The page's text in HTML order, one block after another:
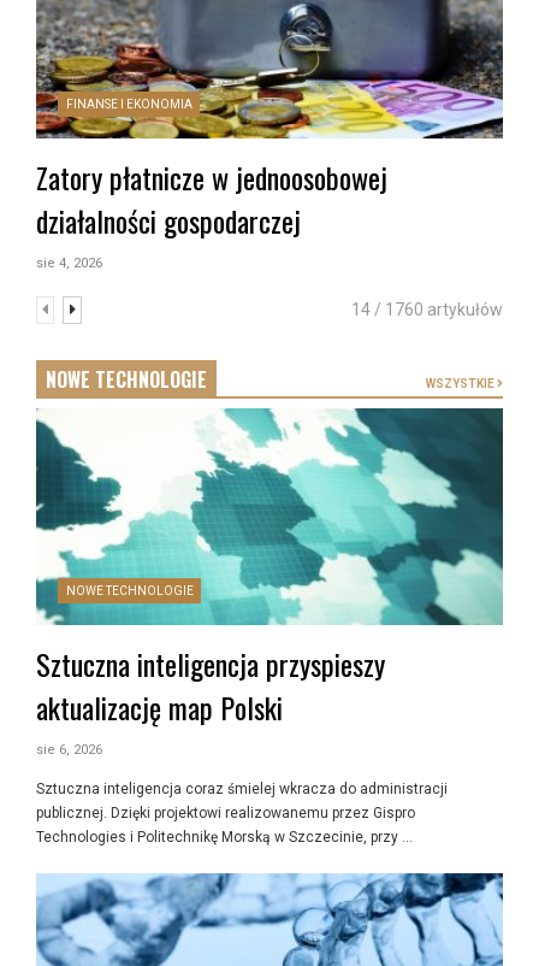
FINANSE I EKONOMIA
Zatory płatnicze w jednoosobowej
działalności gospodarczej
sie 4, 2026
14 / 1760 artykułów
NOWE TECHNOLOGIE WSZYSTKIE
NOWE TECHNOLOGIE
Sztuczna inteligencja przyspieszy
aktualizację map Polski
sie 6, 2026
Sztuczna inteligencja coraz śmielej wkracza do administracji
publicznej. Dzięki projektowi realizowanemu przez Gispro
Technologies i Politechnikę Morską w Szczecinie, przy …